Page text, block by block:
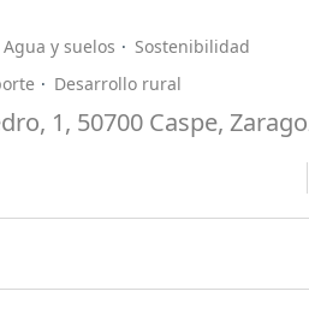
Agua y suelos
Sostenibilidad
Desarrollo rural
1, 50700 Caspe,